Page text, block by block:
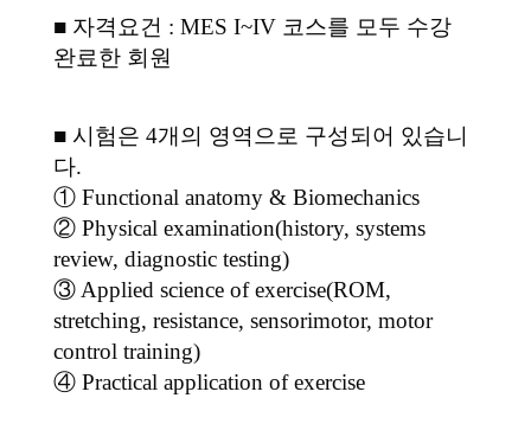
■ 자격요건 : MES I~IV 코스를 모두 수강
완료한 회원
■ 시험은 4개의 영역으로 구성되어 있습니
다.
① Functional anatomy & Biomechanics
② Physical examination(history, systems
review, diagnostic testing)
③ Applied science of exercise(ROM,
stretching, resistance, sensorimotor, motor
control training)
④ Practical application of exercise